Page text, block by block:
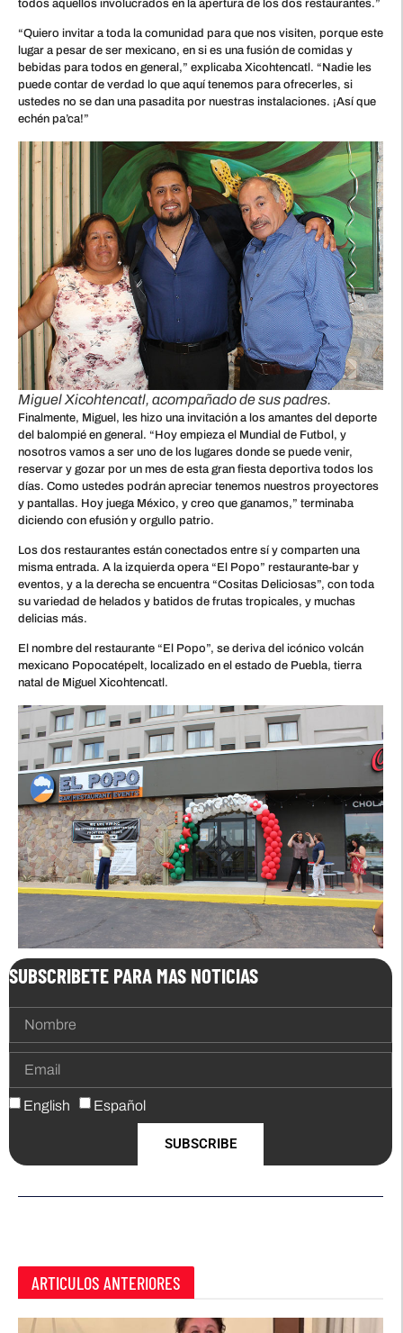
todos aquellos involucrados en la apertura de los dos restaurantes.”
“Quiero invitar a toda la comunidad para que nos visiten, porque este
lugar a pesar de ser mexicano, en si es una fusión de comidas y
bebidas para todos en general,” explicaba Xicohtencatl. “Nadie les
puede contar de verdad lo que aquí tenemos para ofrecerles, si
ustedes no se dan una pasadita por nuestras instalaciones. ¡Así que
echén pa’ca!”
Miguel Xicohtencatl, acompañado de sus padres.
Finalmente, Miguel, les hizo una invitación a los amantes del deporte
del balompié en general. “Hoy empieza el Mundial de Futbol, y
nosotros vamos a ser uno de los lugares donde se puede venir,
reservar y gozar por un mes de esta gran fiesta deportiva todos los
días. Como ustedes podrán apreciar tenemos nuestros proyectores
y pantallas. Hoy juega México, y creo que ganamos,” terminaba
diciendo con efusión y orgullo patrio.
Los dos restaurantes están conectados entre sí y comparten una
misma entrada. A la izquierda opera “El Popo” restaurante-bar y
eventos, y a la derecha se encuentra “Cositas Deliciosas”, con toda
su variedad de helados y batidos de frutas tropicales, y muchas
delicias más.
El nombre del restaurante “El Popo”, se deriva del icónico volcán
mexicano Popocatépelt, localizado en el estado de Puebla, tierra
natal de Miguel Xicohtencatl.
SUBSCRIBETE PARA MAS NOTICIAS
English Español
SUBSCRIBE
ARTICULOS ANTERIORES